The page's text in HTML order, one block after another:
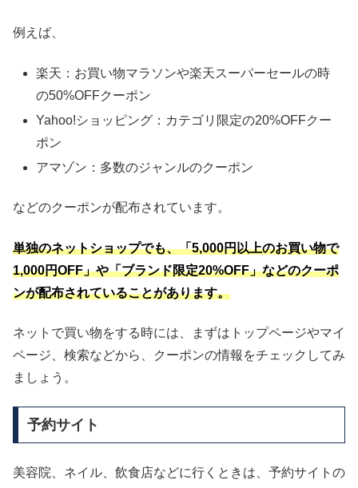
例えば、
楽天：お買い物マラソンや楽天スーパーセールの時
の50%OFFクーポン
Yahoo!ショッピング：カテゴリ限定の20%OFFクー
ポン
アマゾン：多数のジャンルのクーポン
などのクーポンが配布されています。
単独のネットショップでも、「5,000円以上のお買い物で
1,000円OFF」や「ブランド限定20%OFF」などのクーポ
ンが配布されていることがあります。
ネットで買い物をする時には、まずはトップページやマイ
ページ、検索などから、クーポンの情報をチェックしてみ
ましょう。
予約サイト
美容院、ネイル、飲食店などに行くときは、予約サイトの